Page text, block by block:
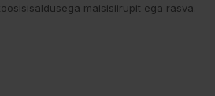
maisisiirupit ega rasva.